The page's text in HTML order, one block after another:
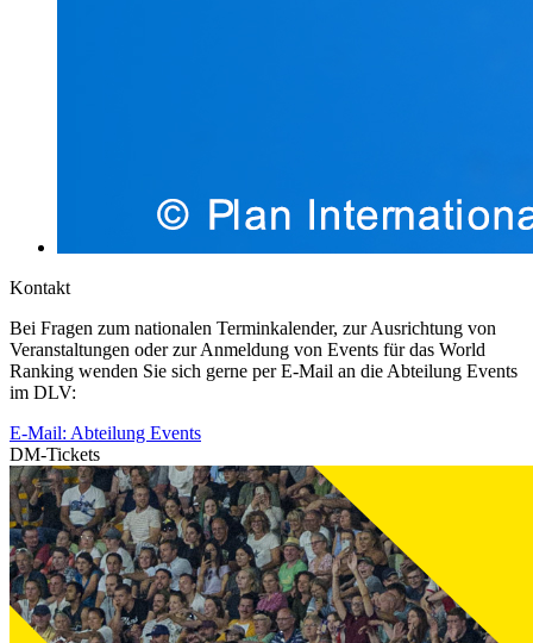
Kontakt
Bei Fragen zum nationalen Terminkalender, zur Ausrichtung von
Veranstaltungen oder zur Anmeldung von Events für das World
Ranking wenden Sie sich gerne per E-Mail an die Abteilung Events
im DLV:
E-Mail: Abteilung Events
DM-Tickets